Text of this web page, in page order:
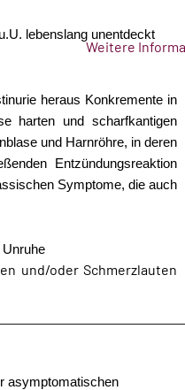
lebenslang unentdeckt
heraus Konkremente in
harten und scharfkantigen
und Harnröhre, in deren
Entzündungsreaktion
Symptome, die auch
und/oder Schmerzlauten
asymptomatischen
Weitere